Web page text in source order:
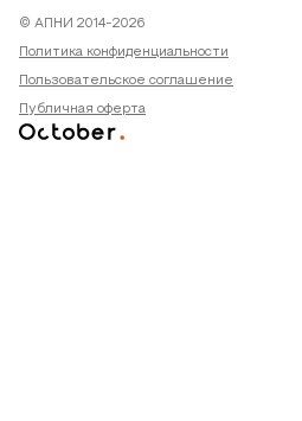
© АПНИ 2014-2026
Политика конфиденциальности
Пользовательское соглашение
Публичная оферта